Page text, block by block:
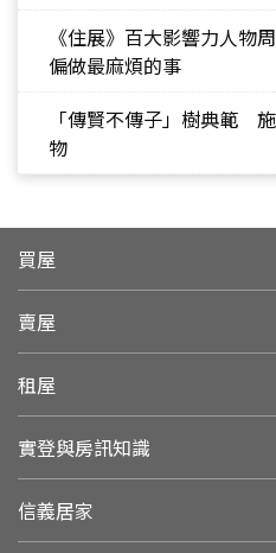
《住展》百大影響力人
偏做最麻煩的事
「傳賢不傳子」樹典範
物
買屋
賣屋
租屋
實登與房訊知識
信義居家